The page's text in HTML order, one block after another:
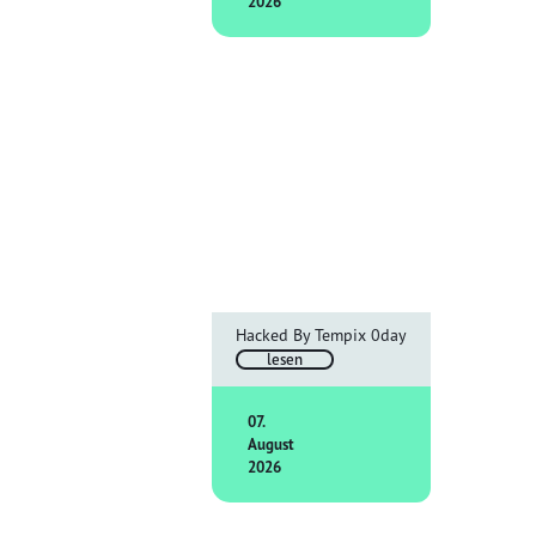
Hacked By Tempix 0day
lesen
07.
August
2026